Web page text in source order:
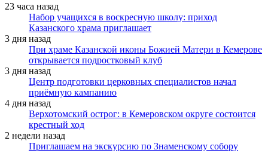
23 часа назад
Набор учащихся в воскресную школу: приход
Казанского храма приглашает
3 дня назад
При храме Казанской иконы Божией Матери в Кемерове
открывается подростковый клуб
3 дня назад
Центр подготовки церковных специалистов начал
приёмную кампанию
4 дня назад
Верхотомский острог: в Кемеровском округе состоится
крестный ход
2 недели назад
Приглашаем на экскурсию по Знаменскому собору